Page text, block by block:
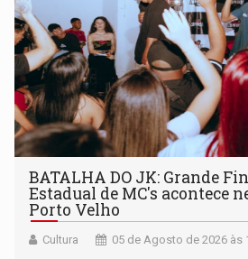
BATALHA DO JK: Grande
Estadual de MC's acontece
Porto Velho
Cultura 05 de Agosto de 2026 às